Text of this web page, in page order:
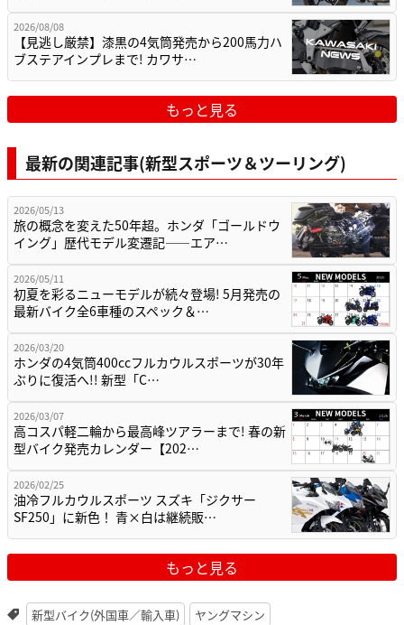
2026/08/08
【見逃し厳禁】漆黒の4気筒発売から200馬力ハ
ブステアインプレまで! カワサ…
もっと見る
最新の関連記事(新型スポーツ＆ツーリング)
2026/05/13
旅の概念を変えた50年超。ホンダ「ゴールドウ
イング」歴代モデル変遷記——エア…
2026/05/11
初夏を彩るニューモデルが続々登場! 5月発売の
最新バイク全6車種のスペック＆…
2026/03/20
ホンダの4気筒400ccフルカウルスポーツが30年
ぶりに復活へ!! 新型「C…
2026/03/07
高コスパ軽二輪から最高峰ツアラーまで! 春の新
型バイク発売カレンダー【202…
2026/02/25
油冷フルカウルスポーツ スズキ「ジクサー
SF250」に新色！ 青×白は継続販…
もっと見る
新型バイク(外国車／輸入車)
ヤングマシン